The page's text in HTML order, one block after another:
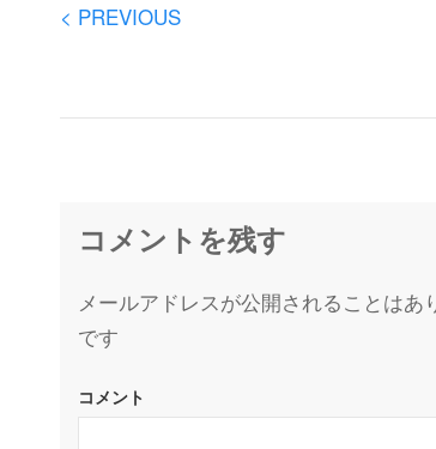
< PREVIOUS
コメントを残す
メールアドレスが公開されることはあ
です
コメント